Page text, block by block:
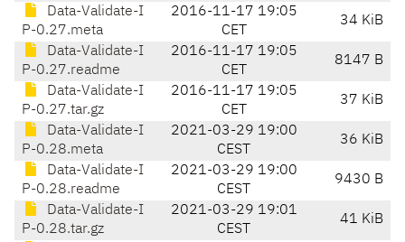
Data-Validate-I
P-0.27.meta
2016-11-17 19:05
CET
34 KiB
Data-Validate-I
P-0.27.readme
2016-11-17 19:05
CET
8147 B
Data-Validate-I
P-0.27.tar.gz
2016-11-17 19:05
CET
37 KiB
Data-Validate-I
P-0.28.meta
2021-03-29 19:00
CEST
36 KiB
Data-Validate-I
P-0.28.readme
2021-03-29 19:00
CEST
9430 B
Data-Validate-I
P-0.28.tar.gz
2021-03-29 19:01
CEST
41 KiB